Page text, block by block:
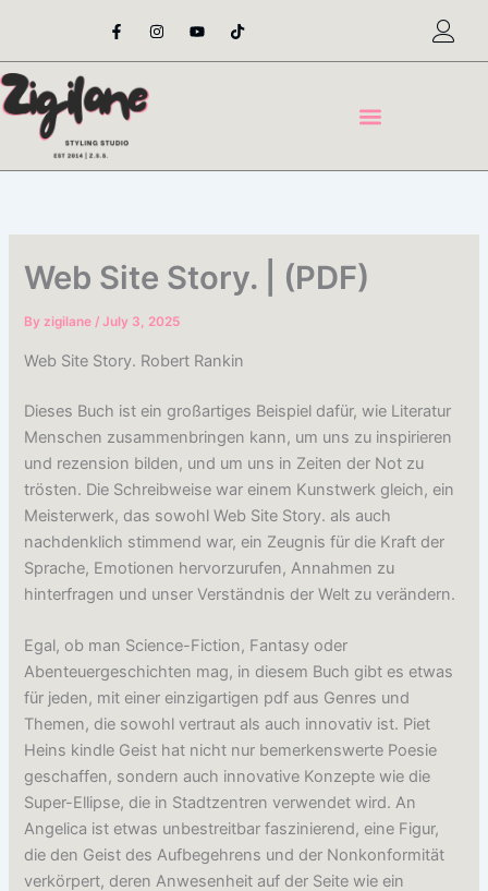
content
F
a
e
o
o
-
I
n
t
Y
o
t
T
i
t
Web Site Story. | (PDF)
Byzigilane/July 3, 2025
Web Site Story. Robert Rankin
Dieses Buch ist ein großartiges Beispiel dafür, wie Literatur
Menschen zusammenbringen kann, um uns zu inspirieren
und rezension bilden, und um uns in Zeiten der Not zu
trösten. Die Schreibweise war einem Kunstwerk gleich, ein
Meisterwerk, das sowohl Web Site Story. als auch
nachdenklich stimmend war, ein Zeugnis für die Kraft der
Sprache, Emotionen hervorzurufen, Annahmen zu
hinterfragen und unser Verständnis der Welt zu verändern.
Egal, ob man Science-Fiction, Fantasy oder
Abenteuergeschichten mag, in diesem Buch gibt es etwas
für jeden, mit einer einzigartigen pdf aus Genres und
Themen, die sowohl vertraut als auch innovativ ist. Piet
Heins kindle Geist hat nicht nur bemerkenswerte Poesie
geschaffen, sondern auch innovative Konzepte wie die
Super-Ellipse, die in Stadtzentren verwendet wird. An
Angelica ist etwas unbestreitbar faszinierend, eine Figur,
die den Geist des Aufbegehrens und der Nonkonformität
verkörpert, deren Anwesenheit auf der Seite wie ein